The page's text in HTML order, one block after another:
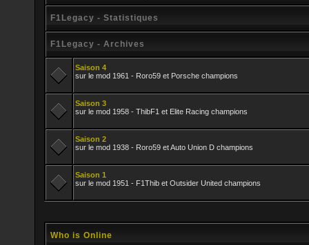
F1Legacy - Statistiques
F1Legacy - Archives
Saison 4
sur le mod 1961 - Roro59 et Porsche champions
Saison 3
sur le mod 1958 - ThibF1 et Elite Racing champions
Saison 2
sur le mod 1938 - Roro59 et Auto Union D champions
Saison 1
sur le mod 1951 - F1Thib et Outsider United champions
Who is Online